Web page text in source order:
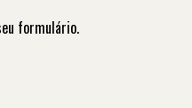
formulário.